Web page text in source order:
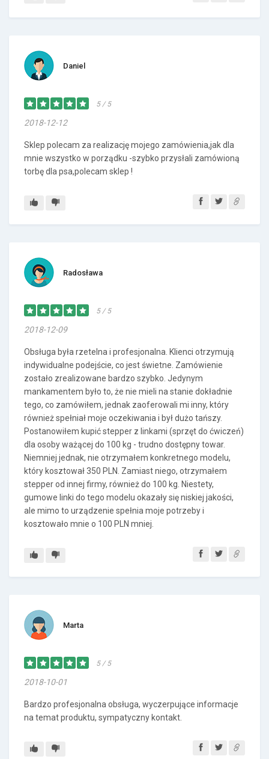
Daniel
5 / 5
2018-12-12
Sklep polecam za realizację mojego zamówienia,jak dla
mnie wszystko w porządku -szybko przysłali zamówioną
torbę dla psa,polecam sklep !
Radosława
5 / 5
2018-12-09
Obsługa była rzetelna i profesjonalna. Klienci otrzymują
indywidualne podejście, co jest świetne. Zamówienie
zostało zrealizowane bardzo szybko. Jedynym
mankamentem było to, że nie mieli na stanie dokładnie
tego, co zamówiłem, jednak zaoferowali mi inny, który
również spełniał moje oczekiwania i był dużo tańszy.
Postanowiłem kupić stepper z linkami (sprzęt do ćwiczeń)
dla osoby ważącej do 100 kg - trudno dostępny towar.
Niemniej jednak, nie otrzymałem konkretnego modelu,
który kosztował 350 PLN. Zamiast niego, otrzymałem
stepper od innej firmy, również do 100 kg. Niestety,
gumowe linki do tego modelu okazały się niskiej jakości,
ale mimo to urządzenie spełnia moje potrzeby i
kosztowało mnie o 100 PLN mniej.
Marta
5 / 5
2018-10-01
Bardzo profesjonalna obsługa, wyczerpujące informacje
na temat produktu, sympatyczny kontakt.